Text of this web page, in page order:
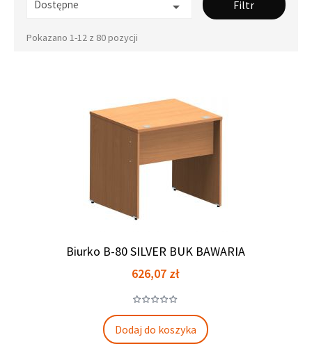
Dostępne  Filtr
Pokazano 1-12 z 80 pozycji
Biurko B-80 SILVER BUK BAWARIA
Cena
626,07 zł
Dodaj do koszyka